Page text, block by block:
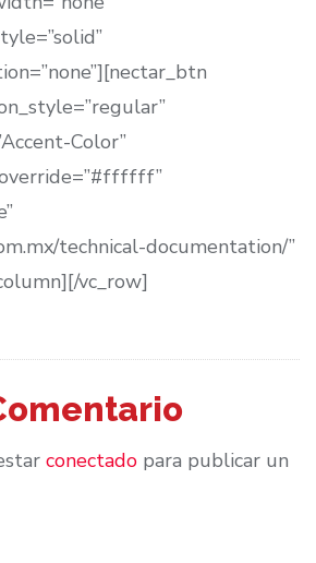
Color”
technical-documentation/”
vc_row]
conectado para publicar un